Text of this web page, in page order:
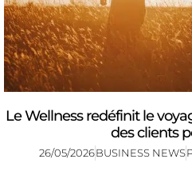
Le Wellness redéfinit le
des clients
26/05/2026BUSINESS NEWS